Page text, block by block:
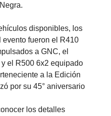
disponibles, los
evento fueron el R410
a GNC, el
el R500 6x2 equipado
a la Edición
por su 45° aniversario
los detalles